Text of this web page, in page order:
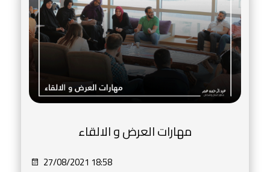
مهارات العرض و الالقاء
27/08/2021 18:58